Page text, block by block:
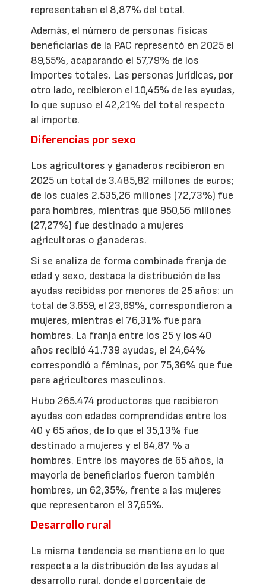
representaban el 8,87% del total.
Además, el número de personas físicas
beneficiarias de la PAC representó en 2025 el
89,55%, acaparando el 57,79% de los
importes totales. Las personas jurídicas, por
otro lado, recibieron el 10,45% de las ayudas,
lo que supuso el 42,21% del total respecto
al importe.
Diferencias por sexo
Los agricultores y ganaderos recibieron en
2025 un total de 3.485,82 millones de euros;
de los cuales 2.535,26 millones (72,73%) fue
para hombres, mientras que 950,56 millones
(27,27%) fue destinado a mujeres
agricultoras o ganaderas.
Si se analiza de forma combinada franja de
edad y sexo, destaca la distribución de las
ayudas recibidas por menores de 25 años: un
total de 3.659, el 23,69%, correspondieron a
mujeres, mientras el 76,31% fue para
hombres. La franja entre los 25 y los 40
años recibió 41.739 ayudas, el 24,64%
correspondió a féminas, por 75,36% que fue
para agricultores masculinos.
Hubo 265.474 productores que recibieron
ayudas con edades comprendidas entre los
40 y 65 años, de lo que el 35,13% fue
destinado a mujeres y el 64,87 % a
hombres. Entre los mayores de 65 años, la
mayoría de beneficiarios fueron también
hombres, un 62,35%, frente a las mujeres
que representaron el 37,65%.
Desarrollo rural
La misma tendencia se mantiene en lo que
respecta a la distribución de las ayudas al
desarrollo rural, donde el porcentaje de